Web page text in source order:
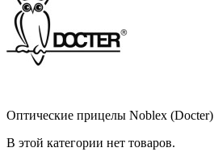
Оптические прицелы Noblex (Docter)
В этой категории нет товаров.